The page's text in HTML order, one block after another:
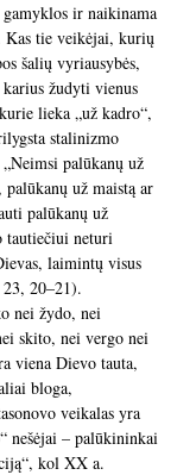
gamyklos ir naikinama
Kas tie veikėjai, kurių
šalių vyriausybės,
žudyti vienus
lieka „už kadro“,
stalinizmo
palūkanų už
už maistą ar
palūkanų už
tautiečiui neturi
laimintų visus
20–21).
nei žydo, nei
skito, nei vergo nei
viena Dievo tauta,
bloga,
veikalas yra
nešėjai – palūkininkai
kol XX a.